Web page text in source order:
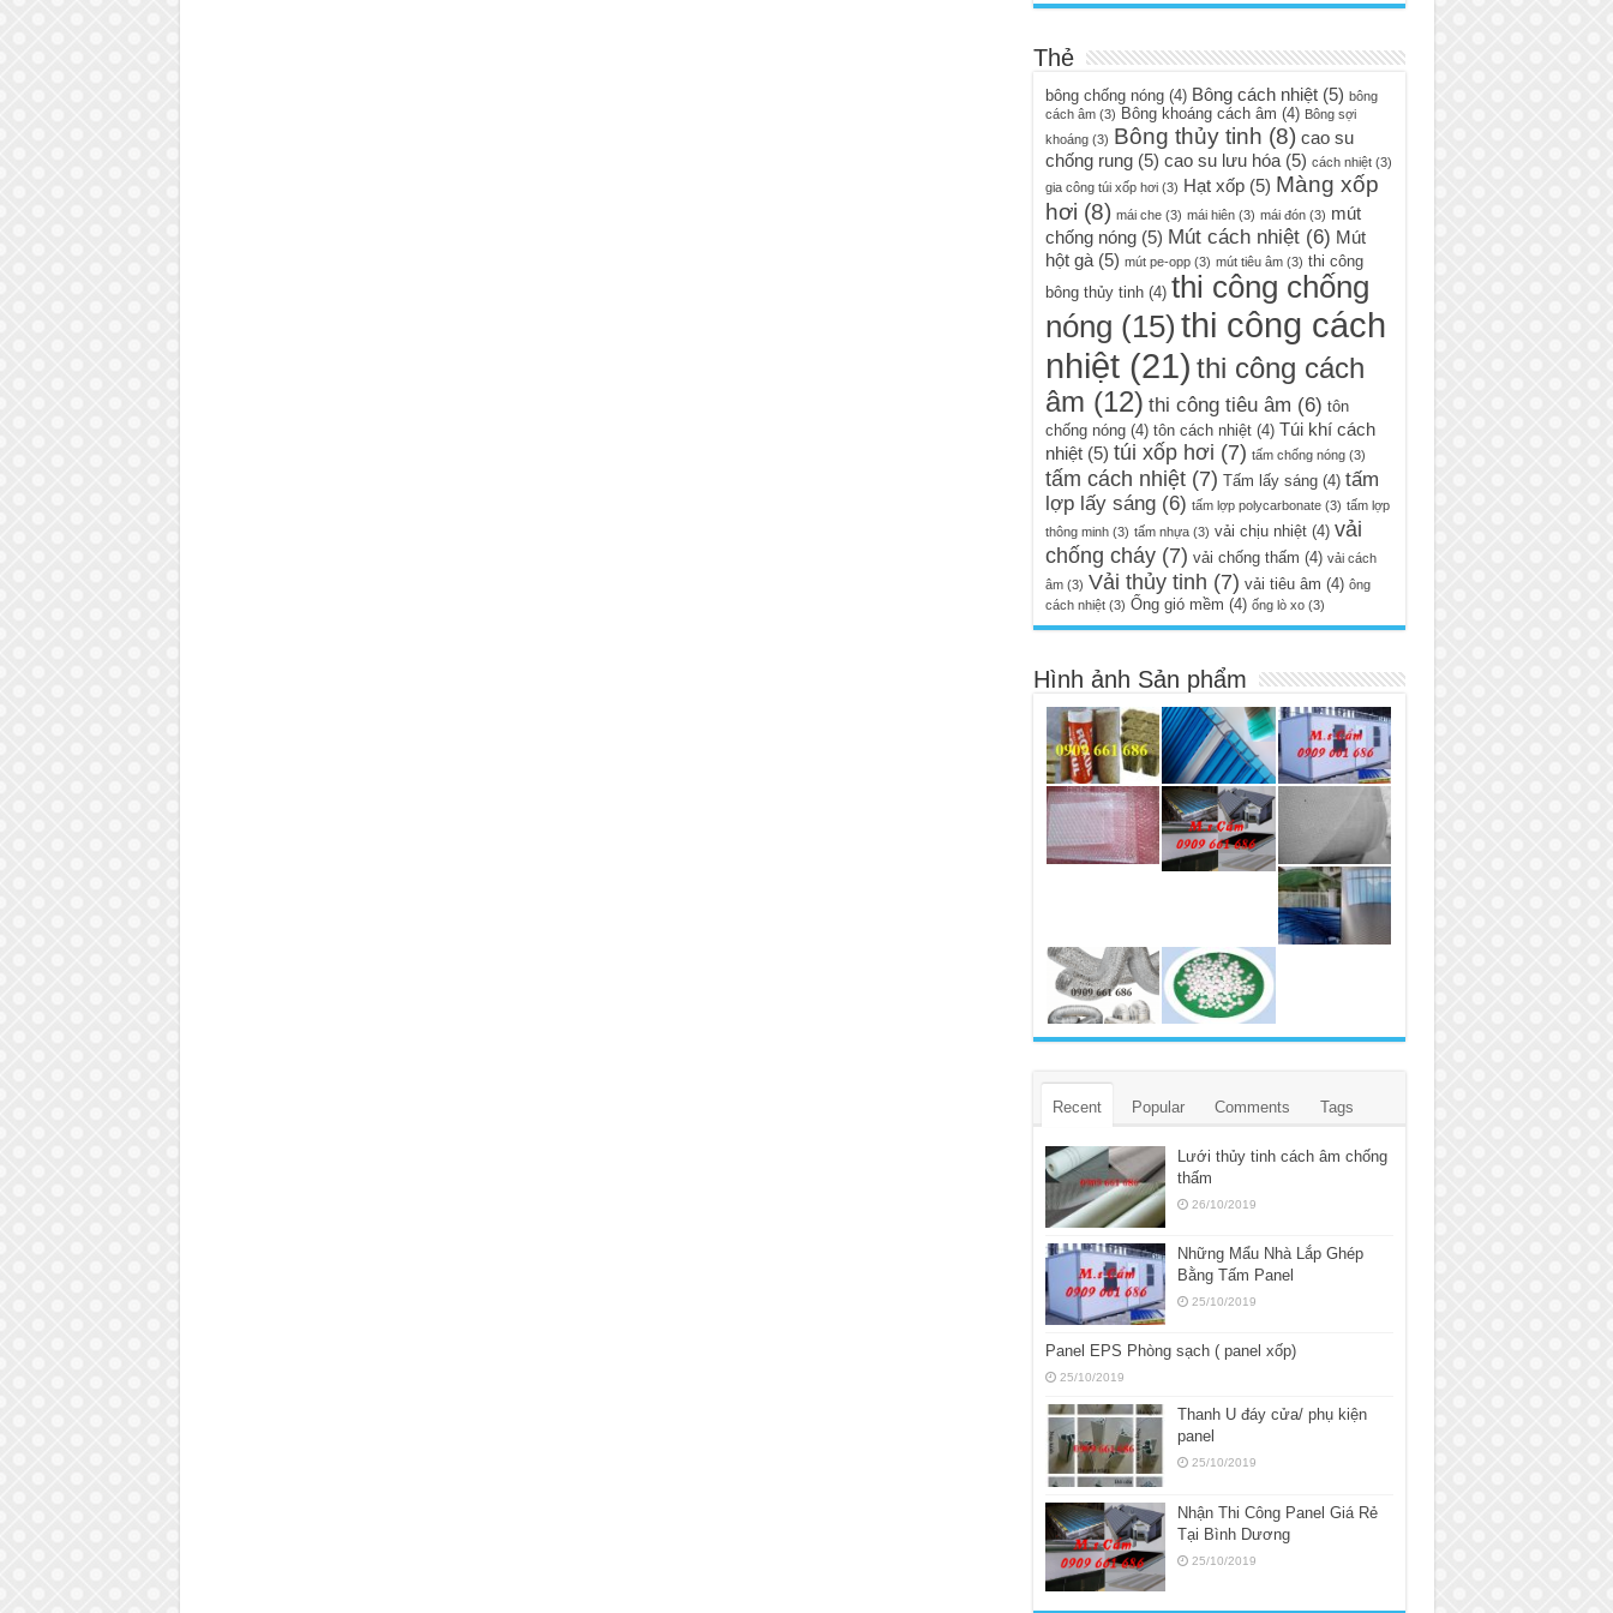
Thẻ
bông chống nóng(4) Bông cách nhiệt(5) bông
cách âm(3) Bông khoáng cách âm (4) Bông sợi
khoáng(3) Bông thủy tinh (8) cao su
chống rung(5) cao su lưu hóa(5) cách nhiệt(3)
gia công túi xốp hơi(3) Hạt xốp(5) Màng xốp
hơi (8) mái che(3) mái hiên(3) mái đón(3) mút
chống nóng(5) Mút cách nhiệt(6) Mút
hột gà(5) mút pe-opp(3) mút tiêu âm(3) thi công
bông thủy tinh(4) thi công chống
nóng (15) thi công cách
nhiệt(21) thi công cách
âm (12) thi công tiêu âm (6) tôn
chống nóng(4) tôn cách nhiệt(4) Túi khí cách
nhiệt(5) túi xốp hơi (7) tấm chống nóng(3)
tấm cách nhiệt(7) Tấm lấy sáng(4) tấm
lợp lấy sáng(6) tấm lợp polycarbonate(3) tấm lợp
thông minh(3) tấm nhựa(3) vải chịu nhiệt(4) vải
chống cháy(7) vải chống thấm (4) vải cách
âm(3) Vải thủy tinh (7) vải tiêu âm (4) ông
cách nhiệt(3) Ống gió mềm (4) ống lò xo(3)
Hình ảnh Sản phẩm
Recent Popular Comments Tags
Lưới thủy tinh cách âm chống
thấm
26/10/2019
Những Mẩu Nhà Lắp Ghép
Bằng Tấm Panel
25/10/2019
Panel EPS Phòng sạch ( panel xốp)
25/10/2019
Thanh U đáy cửa/ phụ kiện
panel
25/10/2019
Nhận Thi Công Panel Giá Rẻ
Tại Bình Dương
25/10/2019